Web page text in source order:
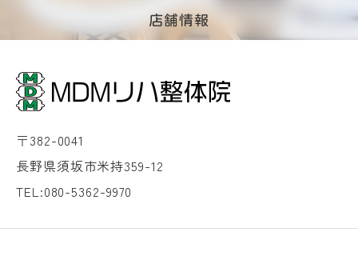
店舗情報
〒382-0041
長野県須坂市米持359-12
TEL:080-5362-9970